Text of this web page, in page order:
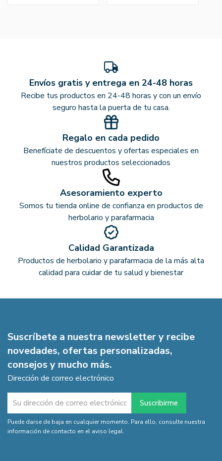
Envíos gratis y entrega en 24-48 horas
Recibe tus productos en 24-48 horas y con un envío
seguro hasta la puerta de tu casa.
Regalo en cada pedido
Benefíciate de descuentos y ofertas especiales en
nuestros productos seleccionados
Asesoramiento experto
Somos tu tienda online de confianza en productos de
herbolario y parafarmacia
Calidad Garantizada
Productos de herbolario y parafarmacia de la más alta
calidad para cuidar de tu salud y bienestar
Suscríbete a nuestra newsletter y recibe
novedades, ofertas personalizadas,
consejos y mucho más.
Dirección de correo electrónico
Puede darse de baja en cualquier momento. Para ello, consulte nuestra
información de contacto en el aviso legal.